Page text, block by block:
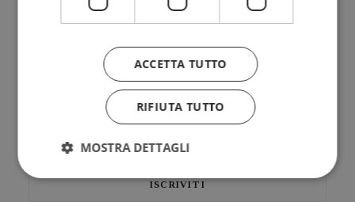
Ho letto e accetto l'Informativa sul trattamento dei
dati personali.
ACCETTA TUTTO
RIFIUTA TUTTO
MOSTRA DETTAGLI